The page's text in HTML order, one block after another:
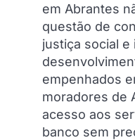
em Abrantes
questão de
justiça social e
empenhados
moradores de
acesso aos
banco sem